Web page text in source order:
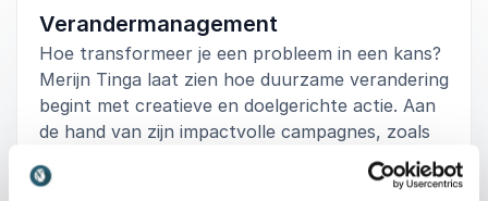
Verandermanagement
Hoe transformeer je een probleem in een kans?
Merijn Tinga laat zien hoe duurzame verandering
begint met creatieve en doelgerichte actie. Aan
de hand van zijn impactvolle campagnes, zoals
de invoering van statiegeld op plastic flesjes en
blikjes, onthult hij hoe data, wetgeving en